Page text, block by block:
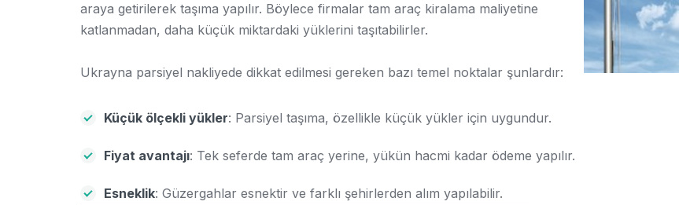
araya getirilerek taşıma yapılır. Böylece firmalar tam araç kiralama maliyetine
katlanmadan, daha küçük miktardaki yüklerini taşıtabilirler.
Ukrayna parsiyel nakliyede dikkat edilmesi gereken bazı temel noktalar şunlardır:
Küçük ölçekli yükler: Parsiyel taşıma, özellikle küçük yükler için uygundur.
Fiyat avantajı: Tek seferde tam araç yerine, yükün hacmi kadar ödeme yapılır.
Esneklik: Güzergahlar esnektir ve farklı şehirlerden alım yapılabilir.